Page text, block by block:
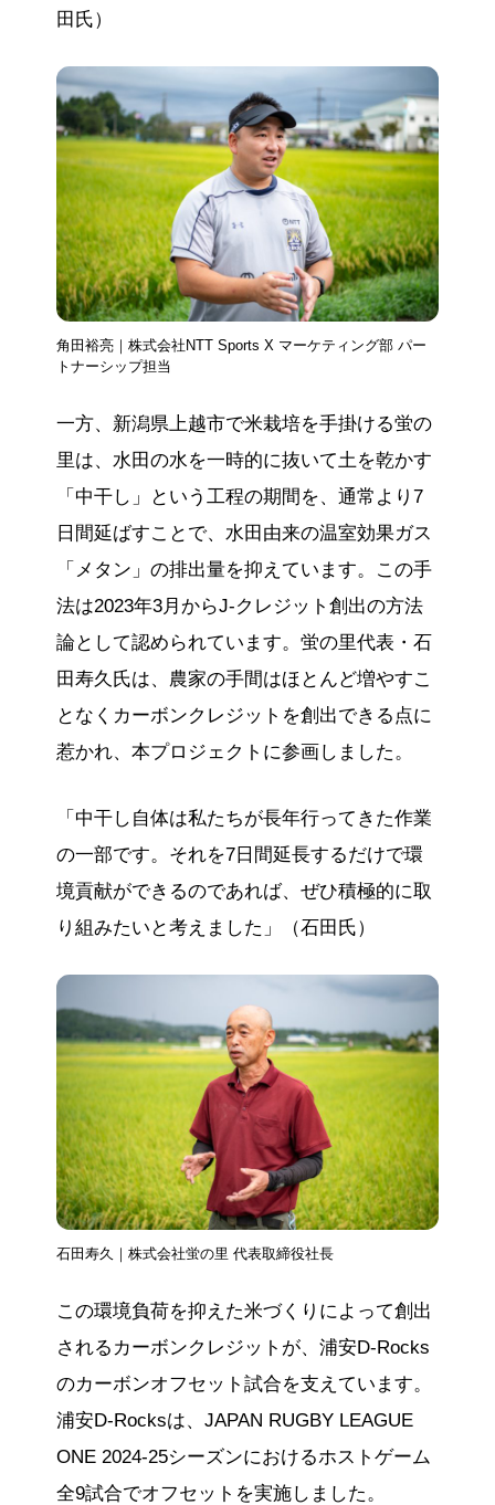
田氏）
角田裕亮｜株式会社NTT Sports X マーケティング部 パー
トナーシップ担当
一方、新潟県上越市で米栽培を手掛ける蛍の
里は、水田の水を一時的に抜いて土を乾かす
「中干し」という工程の期間を、通常より7
日間延ばすことで、水田由来の温室効果ガス
「メタン」の排出量を抑えています。この手
法は2023年3月からJ-クレジット創出の方法
論として認められています。蛍の里代表・石
田寿久氏は、農家の手間はほとんど増やすこ
となくカーボンクレジットを創出できる点に
惹かれ、本プロジェクトに参画しました。
「中干し自体は私たちが長年行ってきた作業
の一部です。それを7日間延長するだけで環
境貢献ができるのであれば、ぜひ積極的に取
り組みたいと考えました」（石田氏）
石田寿久｜株式会社蛍の里 代表取締役社長
この環境負荷を抑えた米づくりによって創出
されるカーボンクレジットが、浦安D-Rocks
のカーボンオフセット試合を支えています。
浦安D-Rocksは、JAPAN RUGBY LEAGUE
ONE 2024-25シーズンにおけるホストゲーム
全9試合でオフセットを実施しました。